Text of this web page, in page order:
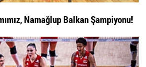
Namağlup Balkan Şampiyonu!